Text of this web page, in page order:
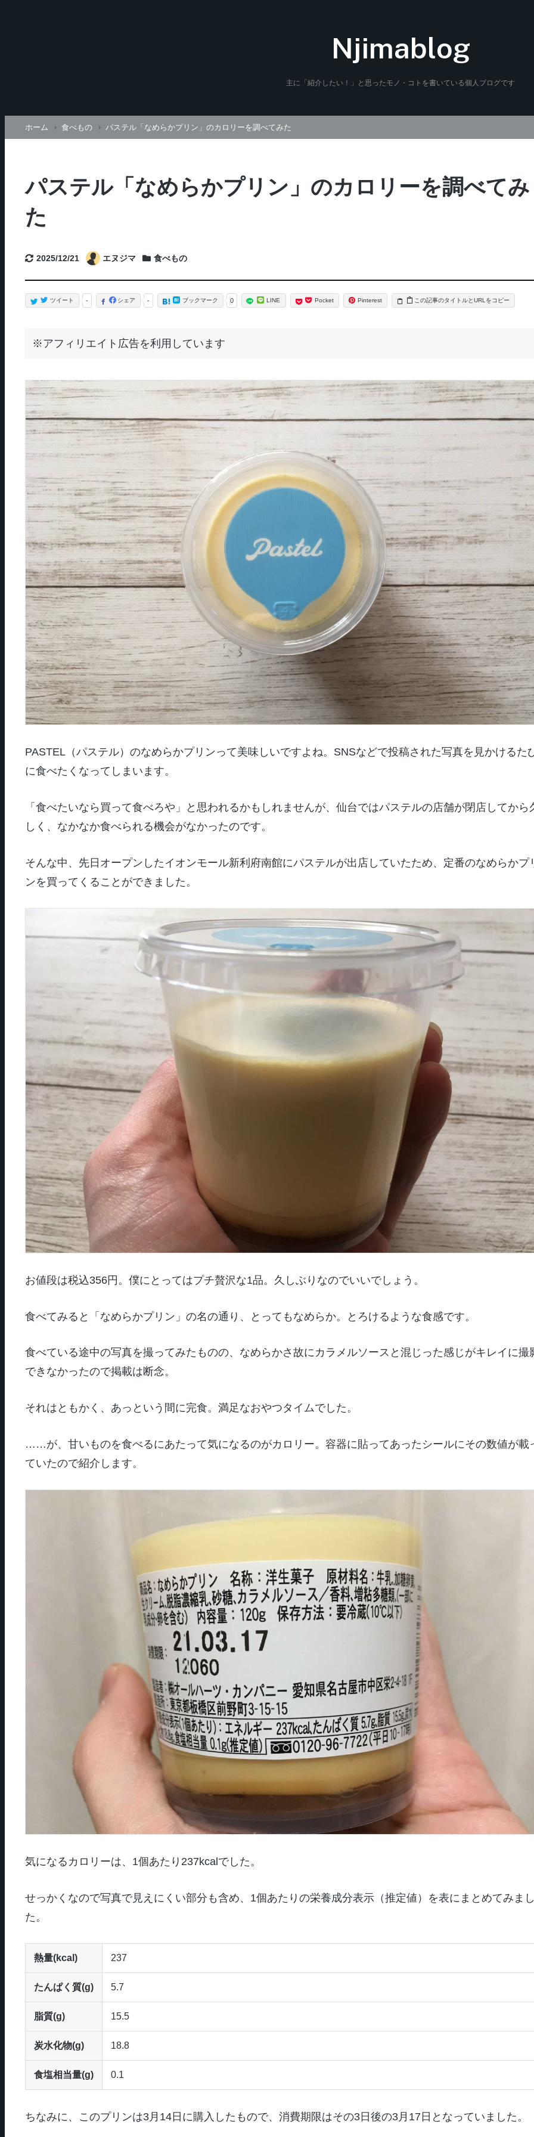
Njimablog
主に「紹介したい！」と思ったモノ・コトを書いている個人ブログです
ホーム 食べもの パステル「なめらかプリン」のカロリーを調べてみた
パステル「なめらかプリン」のカロリーを調べてみ
た
更新日
2025/12/21 エヌジマ
Categories
食べもの
-
シェア
-
ツイート 0
ブックマーク LINE Pocket Pinterest タイトルとURLをコピー
※アフィリエイト広告を利用しています
PASTEL（パステル）のなめらかプリンって美味しいですよね。SNSなどで投稿された写真を見かけるた
に食べたくなってしまいます。
「食べたいなら買って食べろや」と思われるかもしれませんが、仙台ではパステルの店舗が閉店してから
しく、なかなか食べられる機会がなかったのです。
そんな中、先日オープンしたイオンモール新利府南館にパステルが出店していたため、定番のなめらかプ
ンを買ってくることができました。
お値段は税込356円。僕にとってはプチ贅沢な1品。久しぶりなのでいいでしょう。
食べてみると「なめらかプリン」の名の通り、とってもなめらか。とろけるような食感です。
食べている途中の写真を撮ってみたものの、なめらかさ故にカラメルソースと混じった感じがキレイに撮
できなかったので掲載は断念。
それはともかく、あっという間に完食。満足なおやつタイムでした。
……が、甘いものを食べるにあたって気になるのがカロリー。容器に貼ってあったシールにその数値が載
ていたので紹介します。
気になるカロリーは、1個あたり237kcalでした。
せっかくなので写真で見えにくい部分も含め、1個あたりの栄養成分表示（推定値）を表にまとめてみま
た。
熱量(kcal) 237
たんぱく質(g) 5.7
脂質(g) 15.5
炭水化物(g) 18.8
食塩相当量(g) 0.1
ちなみに、このプリンは3月14日に購入したもので、消費期限はその3日後の3月17日となっていました。